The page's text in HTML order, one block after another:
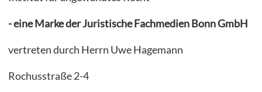
- eine Marke der Juristische Fachmedien Bonn GmbH
vertreten durch Herrn Uwe Hagemann
Rochusstraße 2-4